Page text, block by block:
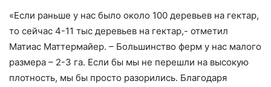
«Если раньше у нас было около 100 деревьев на гектар,
то сейчас 4-11 тыс деревьев на гектар,- отметил
Матиас Маттермайер. – Большинство ферм у нас малого
размера – 2-3 га. Если бы мы не перешли на высокую
плотность, мы бы просто разорились. Благодаря